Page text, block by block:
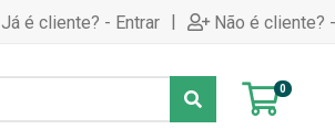
Já é cliente? - Entrar | Não é cliente?
0